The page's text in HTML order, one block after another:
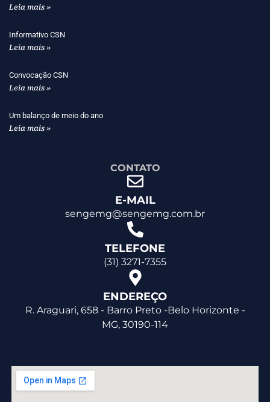
Leia mais »
Informativo CSN
Leia mais »
Convocação CSN
Leia mais »
Um balanço de meio do ano
Leia mais »
CONTATO
E-MAIL
sengemg@sengemg.com.br
TELEFONE
(31) 3271-7355
ENDEREÇO
R. Araguari, 658 - Barro Preto -Belo Horizonte -
MG, 30190-114